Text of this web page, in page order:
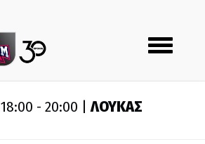
Toggle
navigation
18:00 - 20:00 |ΛΟΥΚΑΣ